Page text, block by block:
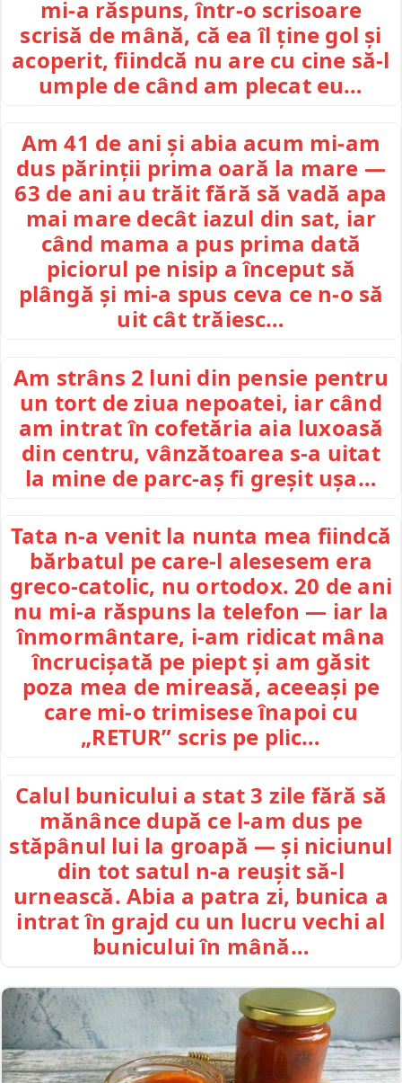
mi-a răspuns, într-o scrisoare
scrisă de mână, că ea îl ține gol și
acoperit, fiindcă nu are cu cine să-l
umple de când am plecat eu…
Am 41 de ani și abia acum mi-am
dus părinții prima oară la mare —
63 de ani au trăit fără să vadă apa
mai mare decât iazul din sat, iar
când mama a pus prima dată
piciorul pe nisip a început să
plângă și mi-a spus ceva ce n-o să
uit cât trăiesc…
Am strâns 2 luni din pensie pentru
un tort de ziua nepoatei, iar când
am intrat în cofetăria aia luxoasă
din centru, vânzătoarea s-a uitat
la mine de parc-aș fi greșit ușa…
Tata n-a venit la nunta mea fiindcă
bărbatul pe care-l alesesem era
greco-catolic, nu ortodox. 20 de ani
nu mi-a răspuns la telefon — iar la
înmormântare, i-am ridicat mâna
încrucișată pe piept și am găsit
poza mea de mireasă, aceeași pe
care mi-o trimisese înapoi cu
„RETUR” scris pe plic…
Calul bunicului a stat 3 zile fără să
mănânce după ce l-am dus pe
stăpânul lui la groapă — și niciunul
din tot satul n-a reușit să-l
urnească. Abia a patra zi, bunica a
intrat în grajd cu un lucru vechi al
bunicului în mână…